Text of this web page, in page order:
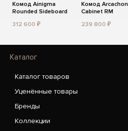
Комод Ainigma
Rounded Sideboard
312 600 ₽
Комод Arcachon
Cabinet RM
239 800 ₽
Каталог
Каталог товаров
Уценённые товары
Бренды
Коллекции